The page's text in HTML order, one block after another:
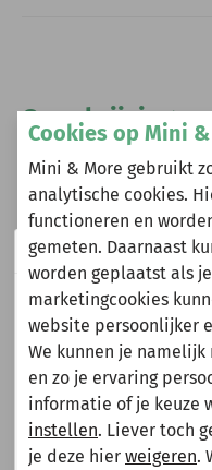
Omschrijving
Billy & Lilly short Lou
Heeft u vragen?
Stuur een e-
Wellicht
Wij zijn er even
Natuurlijk kun je wel
maar deze wordt dan
verzonden.
Gelieve hier rekening
van je bestelling.
Shop nu!
Cookies op Mini
Mini & More gebruikt
analytische cookies.
functioneren en
gemeten. Daarnaast
worden geplaatst als
marketingcookies
website persoonlijker
We kunnen je
en zo je ervaring
informatie of je keuze
instellen. Liever toch
je deze hier weigeren.